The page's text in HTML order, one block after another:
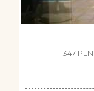
347